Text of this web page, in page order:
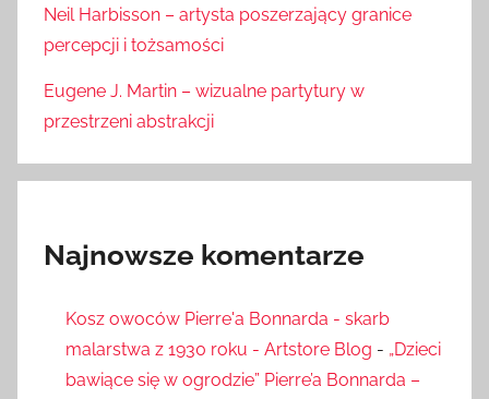
Neil Harbisson – artysta poszerzający granice
percepcji i tożsamości
Eugene J. Martin – wizualne partytury w
przestrzeni abstrakcji
Najnowsze komentarze
Kosz owoców Pierre'a Bonnarda - skarb
malarstwa z 1930 roku - Artstore Blog - „Dzieci
bawiące się w ogrodzie” Pierre’a Bonnarda –